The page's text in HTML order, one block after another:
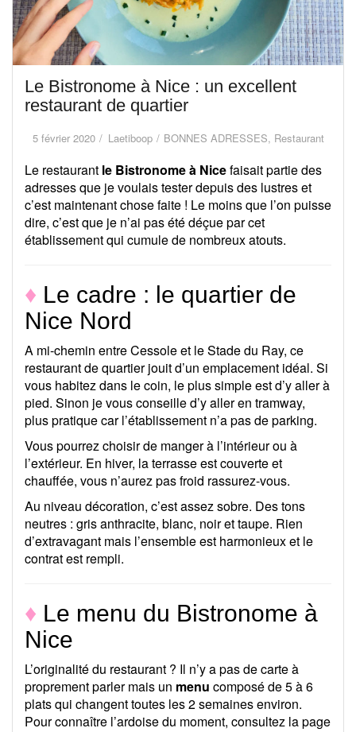
Le Bistronome à Nice : un excellent
restaurant de quartier
5 février 2020 Laetiboop BONNES ADRESSES, Restaurant
Le restaurant le Bistronome à Nicefaisait partie des
adresses que je voulais tester depuis des lustres et
c’est maintenant chose faite ! Le moins que l’on puisse
dire, c’est que je n’ai pas été déçue par cet
établissement qui cumule de nombreux atouts.
♦ Le cadre : le quartier de
Nice Nord
A mi-chemin entre Cessole et le Stade du Ray, ce
restaurant de quartier jouit d’un emplacement idéal. Si
vous habitez dans le coin, le plus simple est d’y aller à
pied. Sinon je vous conseille d’y aller en tramway,
plus pratique car l’établissement n’a pas de parking.
Vous pourrez choisir de manger à l’intérieur ou à
l’extérieur. En hiver, la terrasse est couverte et
chauffée, vous n’aurez pas froid rassurez-vous.
Au niveau décoration, c’est assez sobre. Des tons
neutres : gris anthracite, blanc, noir et taupe. Rien
d’extravagant mais l’ensemble est harmonieux et le
contrat est rempli.
♦ Le menu du Bistronome à
Nice
L’originalité du restaurant ? Il n’y a pas de carte à
proprement parler mais un menu composé de 5 à 6
plats qui changent toutes les 2 semaines environ.
Pour connaître l’ardoise du moment, consultez la page